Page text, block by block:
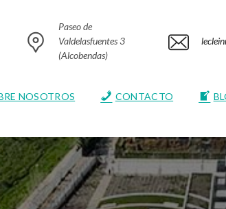
Paseo de
Valdelasfuentes 3
(Alcobendas)
NOSOTROS CONTACTO